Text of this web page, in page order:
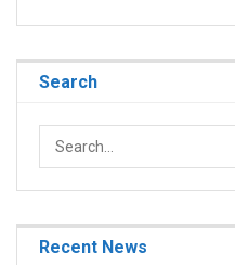
Search
Recent News